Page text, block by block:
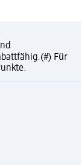
(#) Für